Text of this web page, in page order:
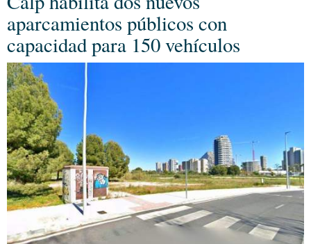
aparcamientos públicos con
capacidad para 150 vehículos